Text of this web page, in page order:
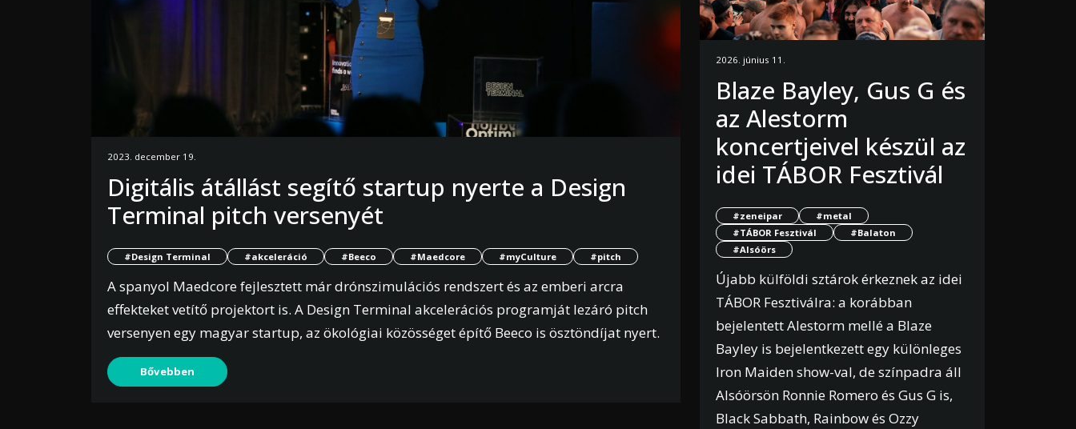
2023. december 19.
Digitális átállást segítő startup nyerte a Design
Terminal pitch versenyét
#Design Terminal #akceleráció #Beeco #Maedcore #myCulture #pitch
A spanyol Maedcore fejlesztett már drónszimulációs rendszert és az emberi arcra
effekteket vetítő projektort is. A Design Terminal akcelerációs programját lezáró pitch
versenyen egy magyar startup, az ökológiai közösséget építő Beeco is ösztöndíjat nyert.
Bővebben
2026. június 11.
Blaze Bayley, Gus G és
az Alestorm
koncertjeivel készül az
idei TÁBOR Fesztivál
#zeneipar
#metal
#TÁBOR Fesztivál
#Balaton
#Alsóörs
Újabb külföldi sztárok érkeznek az idei
TÁBOR Fesztiválra: a korábban
bejelentett Alestorm mellé a Blaze
Bayley is bejelentkezett egy különleges
Iron Maiden show-val, de színpadra áll
Alsóörsön Ronnie Romero és Gus G is,
Black Sabbath, Rainbow és Ozzy